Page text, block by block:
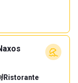
Ristorante·